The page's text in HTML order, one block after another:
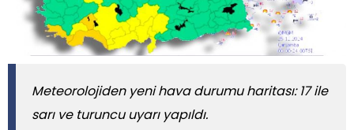
Meteorolojiden yeni hava durumu haritası: 17 ile
sarı ve turuncu uyarı yapıldı.